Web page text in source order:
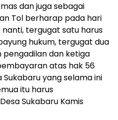
dan juga sebagai
Tol berharap pada hari
nanti, tergugat satu harus
hukum, tergugat dua
dan ketiga
atas hak 56
Sukabaru yang selama ini
itu harus
Sukabaru Kamis